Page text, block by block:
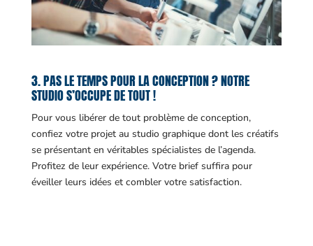
3. PAS LE TEMPS POUR LA CONCEPTION ? NOTRE
STUDIO S’OCCUPE DE TOUT !
Pour vous libérer de tout problème de conception,
confiez votre projet au studio graphique dont les créatifs
se présentant en véritables spécialistes de l’agenda.
Profitez de leur expérience. Votre brief suffira pour
éveiller leurs idées et combler votre satisfaction.